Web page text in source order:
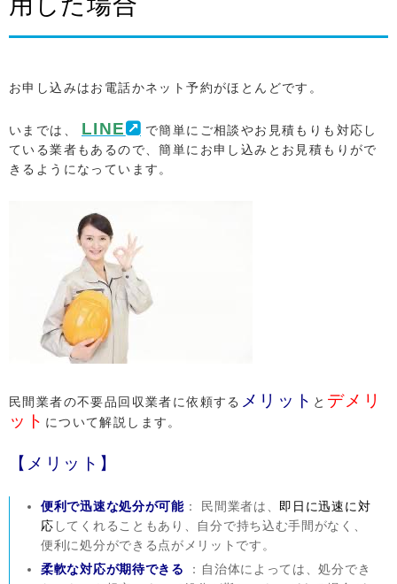
お申し込みはお電話かネット予約がほとんどです。
いまでは、 LINE
で簡単にご相談やお見積もりも対応し
ている業者もあるので、簡単にお申し込みとお見積もりがで
きるようになっています。
民間業者の不要品回収業者に依頼する メリット と デメリ
ット について解説します。
【メリット】
便利で迅速な処分が可能： 民間業者は、
即日に迅速に対
応 してくれることもあり、自分で持ち込む手間がなく、
便利に処分ができる点がメリットです。
柔軟な対応が期待できる
：自治体によっては、処分でき